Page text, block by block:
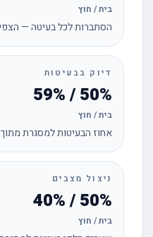
בית / חוץ
הסתברות לכל בעיטה — הצפי
דיוק בבעיטות
50% / 59%
בית / חוץ
אחוז הבעיטות למסגרת מתוך
ניצול מצבים
50% / 40%
בית / חוץ